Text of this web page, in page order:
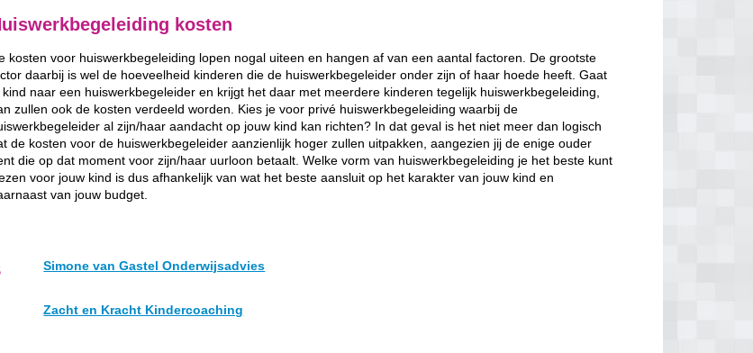
kosten
kosten voor huiswerkbegeleiding lopen nogal uiteen en hangen af van een aantal factoren. De grootste
daarbij is wel de hoeveelheid kinderen die de huiswerkbegeleider onder zijn of haar hoede heeft. Gaat
kind naar een huiswerkbegeleider en krijgt het daar met meerdere kinderen tegelijk huiswerkbegeleiding,
zullen ook de kosten verdeeld worden. Kies je voor privé huiswerkbegeleiding waarbij de
al zijn/haar aandacht op jouw kind kan richten? In dat geval is het niet meer dan logisch
de kosten voor de huiswerkbegeleider aanzienlijk hoger zullen uitpakken, aangezien jij de enige ouder
die op dat moment voor zijn/haar uurloon betaalt. Welke vorm van huiswerkbegeleiding je het beste kunt
voor jouw kind is dus afhankelijk van wat het beste aansluit op het karakter van jouw kind en
van jouw budget.
Simone van Gastel Onderwijsadvies
Zacht en Kracht Kindercoaching